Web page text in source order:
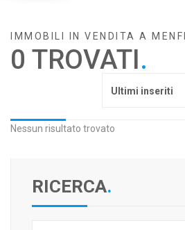
IMMOBILI IN VENDITA A MENFI
0 TROVATI.
Ultimi inseriti
Nessun risultato trovato
RICERCA.